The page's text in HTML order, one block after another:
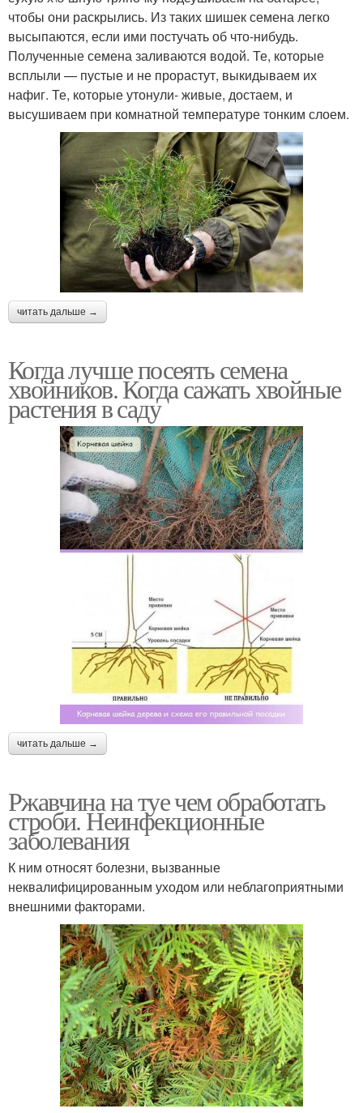
чтобы они раскрылись. Из таких шишек семена легко
высыпаются, если ими постучать об что-нибудь.
Полученные семена заливаются водой. Те, которые
всплыли — пустые и не прорастут, выкидываем их
нафиг. Те, которые утонули- живые, достаем, и
высушиваем при комнатной температуре тонким слоем.
читать дальше →
Когда лучше посеять семена
хвойников. Когда сажать хвойные
растения в саду
читать дальше →
Ржавчина на туе чем обработать
строби. Неинфекционные
заболевания
К ним относят болезни, вызванные
неквалифицированным уходом или неблагоприятными
внешними факторами.